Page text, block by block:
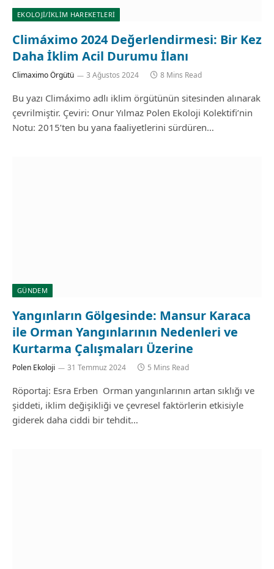
EKOLOJİ/İKLİM HAREKETLERİ
Climáximo 2024 Değerlendirmesi: Bir Kez
Daha İklim Acil Durumu İlanı
Climaximo Örgütü 3 Ağustos 2024 8 Mins Read
Bu yazı Climáximo adlı iklim örgütünün sitesinden alınarak
çevrilmiştir. Çeviri: Onur Yılmaz Polen Ekoloji Kolektifi’nin
Notu: 2015’ten bu yana faaliyetlerini sürdüren…
GÜNDEM
Yangınların Gölgesinde: Mansur Karaca
ile Orman Yangınlarının Nedenleri ve
Kurtarma Çalışmaları Üzerine
Polen Ekoloji 31 Temmuz 2024 5 Mins Read
Röportaj: Esra Erben Orman yangınlarının artan sıklığı ve
şiddeti, iklim değişikliği ve çevresel faktörlerin etkisiyle
giderek daha ciddi bir tehdit…